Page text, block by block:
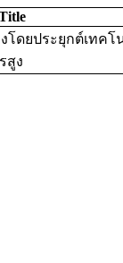
โดยประยุกต์เทค
สูง